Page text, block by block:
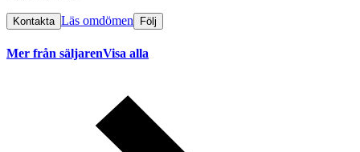
Kontakta Läs omdömen Följ
Mer från säljarenVisa alla